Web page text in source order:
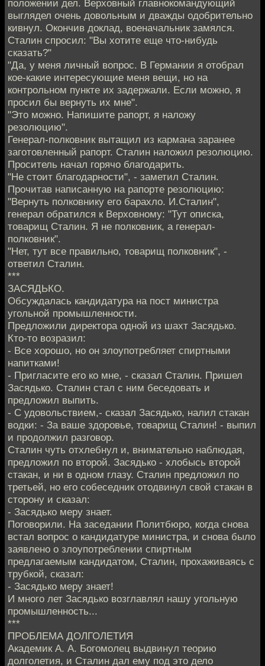
положении дел. Верховный главнокомандующий
выглядел очень довольным и дважды одобрительно
кивнул. Окончив доклад, военачальник замялся.
Сталин спросил: "Вы хотите еще что-нибудь
сказать?"
"Да, у меня личный вопрос. В Германии я отобрал
кое-какие интересующие меня вещи, но на
контрольном пункте их задержали. Если можно, я
просил бы вернуть их мне".
"Это можно. Напишите рапорт, я наложу
резолюцию".
Генерал-полковник вытащил из кармана заранее
заготовленный рапорт. Сталин наложил резолюцию.
Проситель начал горячо благодарить.
"Не стоит благодарности", - заметил Сталин.
Прочитав написанную на рапорте резолюцию:
"Вернуть полковнику его барахло. И.Сталин",
генерал обратился к Верховному: "Тут описка,
товарищ Сталин. Я не полковник, а генерал-
полковник".
"Нет, тут все правильно, товарищ полковник", -
ответил Сталин.
***
ЗАСЯДЬКО.
Обсуждалась кандидатура на пост министра
угольной промышленности.
Предложили директора одной из шахт Засядько.
Кто-то возразил:
- Все хорошо, но он злоупотребляет спиртными
напитками!
- Пригласите его ко мне, - сказал Сталин. Пришел
Засядько. Сталин стал с ним беседовать и
предложил выпить.
- С удовольствием,- сказал Засядько, налил стакан
водки: - За ваше здоровье, товарищ Сталин! - выпил
и продолжил разговор.
Сталин чуть отхлебнул и, внимательно наблюдая,
предложил по второй. Засядько - хлобысь второй
стакан, и ни в одном глазу. Сталин предложил по
третьей, но его собеседник отодвинул свой стакан в
сторону и сказал:
- Засядько меру знает.
Поговорили. На заседании Политбюро, когда снова
встал вопрос о кандидатуре министра, и снова было
заявлено о злоупотреблении спиртным
предлагаемым кандидатом, Сталин, прохаживаясь с
трубкой, сказал:
- Засядько меру знает!
И много лет Засядько возглавлял нашу угольную
промышленность...
***
ПРОБЛЕМА ДОЛГОЛЕТИЯ
Академик А. А. Богомолец выдвинул теорию
долголетия, и Сталин дал ему под это дело